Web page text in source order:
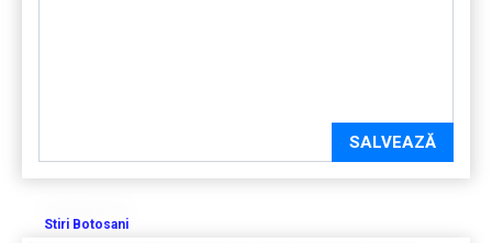
SALVEAZĂ
Stiri Botosani